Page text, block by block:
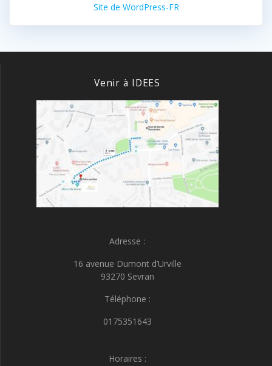
Site de WordPress-FR
Venir à IDEES
Adresse :
16 avenue Dumont d’Urville
93270 Sevran
Téléphone :
0175351643
Horaires :